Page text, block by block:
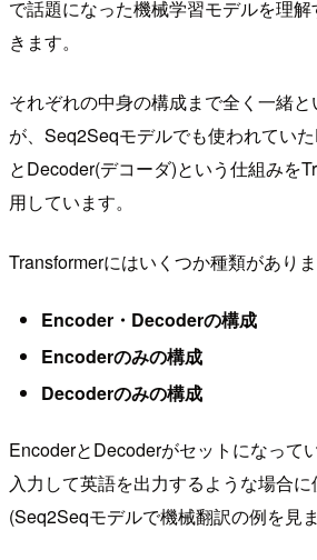
で話題になった機械学習モデルを理
きます。
それぞれの中身の構成まで全く一緒
が、Seq2Seqモデルでも使われてい
とDecoder(デコーダ)という仕組みを
用しています。
Transformerにはいくつか種類がありま
Encoder・Decoderの構成
Encoderのみの構成
Decoderのみの構成
EncoderとDecoderがセットになって
入力して英語を出力するような場合に
(Seq2Seqモデルで機械翻訳の例を見